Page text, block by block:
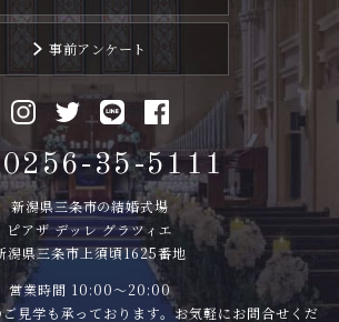
事前アンケート
35-5111
新潟県三条市の結婚式場
ピアザ デッレ グラツィエ
潟県三条市上須頃1625番地
営業時間 10:00〜20:00
見学も承っております。お気軽にお問合せくだ